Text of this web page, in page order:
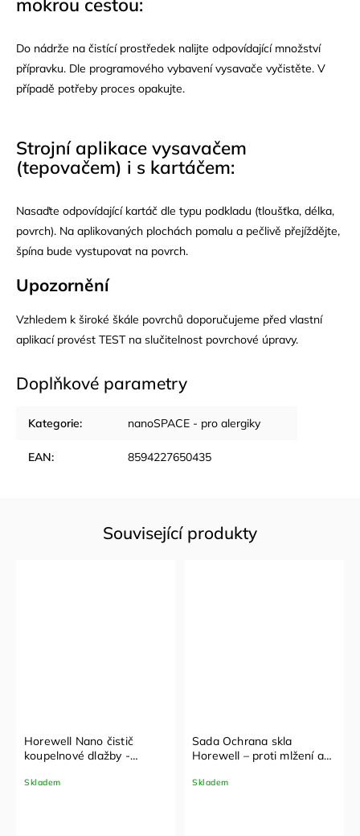
mokrou cestou:
Do nádrže na čistící prostředek nalijte odpovídající množství
přípravku. Dle programového vybavení vysavače vyčistěte. V
případě potřeby proces opakujte.
Strojní aplikace vysavačem
(tepovačem) i s kartáčem:
Nasaďte odpovídající kartáč dle typu podkladu (tloušťka, délka,
povrch). Na aplikovaných plochách pomalu a pečlivě přejíždějte,
špína bude vystupovat na povrch.
Upozornění
Vzhledem k široké škále povrchů doporučujeme před vlastní
aplikací provést TEST na slučitelnost povrchové úpravy.
Doplňkové parametry
Kategorie: nanoSPACE - pro alergiky
EAN: 8594227650435
Související produkty
Horewell Nano čistič
koupelnové dlažby -
Skladem
Sada Ochrana skla
Horewell – proti mlžení a
Skladem